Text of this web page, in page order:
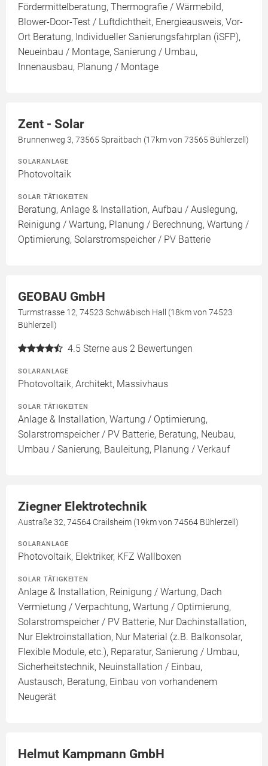
Fördermittelberatung, Thermografie / Wärmebild,
Blower-Door-Test / Luftdichtheit, Energieausweis, Vor-
Ort Beratung, Individueller Sanierungsfahrplan (iSFP),
Neueinbau / Montage, Sanierung / Umbau,
Innenausbau, Planung / Montage
Zent - Solar
Brunnenweg 3, 73565 Spraitbach (17km von 73565 Bühlerzell)
SOLARANLAGE
Photovoltaik
SOLAR TÄTIGKEITEN
Beratung, Anlage & Installation, Aufbau / Auslegung,
Reinigung / Wartung, Planung / Berechnung, Wartung /
Optimierung, Solarstromspeicher / PV Batterie
GEOBAU GmbH
Turmstrasse 12, 74523 Schwäbisch Hall (18km von 74523
Bühlerzell)
4.5 Sterne aus 2 Bewertungen
SOLARANLAGE
Photovoltaik, Architekt, Massivhaus
SOLAR TÄTIGKEITEN
Anlage & Installation, Wartung / Optimierung,
Solarstromspeicher / PV Batterie, Beratung, Neubau,
Umbau / Sanierung, Bauleitung, Planung / Verkauf
Ziegner Elektrotechnik
Austraße 32, 74564 Crailsheim (19km von 74564 Bühlerzell)
SOLARANLAGE
Photovoltaik, Elektriker, KFZ Wallboxen
SOLAR TÄTIGKEITEN
Anlage & Installation, Reinigung / Wartung, Dach
Vermietung / Verpachtung, Wartung / Optimierung,
Solarstromspeicher / PV Batterie, Nur Dachinstallation,
Nur Elektroinstallation, Nur Material (z.B. Balkonsolar,
Flexible Module, etc.), Reparatur, Sanierung / Umbau,
Sicherheitstechnik, Neuinstallation / Einbau,
Austausch, Beratung, Einbau von vorhandenem
Neugerät
Helmut Kampmann GmbH